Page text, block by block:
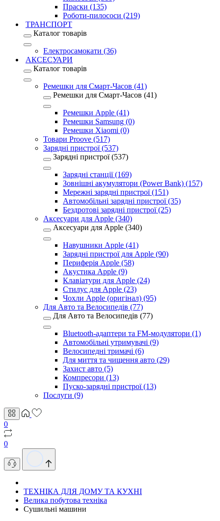
Праски (135)
Роботи-пилососи (219)
ТРАНСПОРТ
Каталог товарів
Електросамокати (36)
АКСЕСУАРИ
Каталог товарів
Ремешки для Смарт-Часов (41)
Ремешки для Смарт-Часов (41)
Ремешки Apple (41)
Ремешки Samsung (0)
Ремешки Xiaomi (0)
Товари Proove (517)
Зарядні пристрої (537)
Зарядні пристрої (537)
Зарядні станції (169)
Зовнішні акумулятори (Power Bank) (157)
Мережні зарядні пристрої (151)
Автомобільні зарядні пристрої (35)
Бездротові зарядні пристрої (25)
Аксесуари для Apple (340)
Аксесуари для Apple (340)
Навушники Apple (41)
Зарядні пристрої для Apple (90)
Периферія Apple (58)
Акустика Apple (9)
Клавіатури для Apple (24)
Стилус для Apple (23)
Чохли Apple (оригінал) (95)
Для Авто та Велосипедів (77)
Для Авто та Велосипедів (77)
Bluetooth-адаптери та FM-модулятори (1)
Автомобільні утримувачі (9)
Велосипедні тримачі (6)
Для миття та чищення авто (29)
Захист авто (5)
Компресори (13)
Пуско-зарядні пристрої (13)
Послуги (9)
0
0
ТЕХНІКА ДЛЯ ДОМУ ТА КУХНІ
Велика побутова техніка
Сушильні машини